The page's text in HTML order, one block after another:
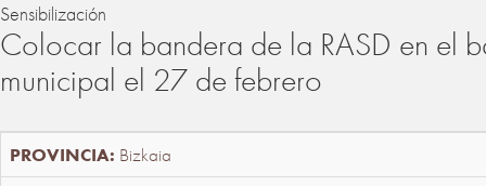
Sensibilización
Colocar la bandera de la RASD en el
municipal el 27 de febrero
Bizkaia